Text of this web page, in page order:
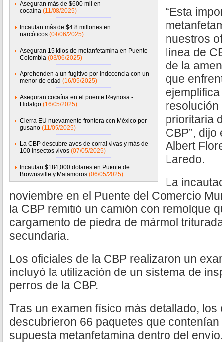
Aseguran más de $600 mil en
cocaína (11/08/2025)
Incautan más de $4.8 millones en
narcóticos (04/06/2025)
Aseguran 15 kilos de metanfetamina en Puente
Colombia (03/06/2025)
Aprehenden a un fugitivo por indecencia con un
menor de edad (16/05/2025)
Aseguran cocaína en el puente Reynosa -
Hidalgo (16/05/2025)
Cierra EU nuevamente frontera con México por
gusano (11/05/2025)
La CBP descubre aves de corral vivas y más de
100 insectos vivos (07/05/2025)
Incautan $184,000 dolares en Puente de
Brownsville y Matamoros (06/05/2025)
“Esta
nuestros
línea de
de la
que
resolución
prioritaria
CBP”,
Albert
Laredo.
La
noviembre en el Puente del Comercio
la CBP remitió un camión con remolque
cargamento de piedra de mármol
secundaria.
Los oficiales de la CBP realizaron un
incluyó la utilización de un sistema de
perros de la CBP.
Tras un examen físico más detallado, los
descubrieron 66 paquetes que
supuesta metanfetamina dentro del